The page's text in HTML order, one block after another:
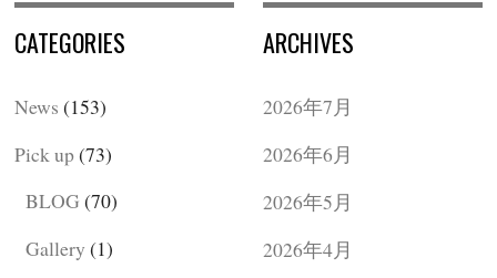
CATEGORIES
News (153)
Pick up(73)
BLOG (70)
Gallery (1)
ARCHIVES
2026年7月
2026年6月
2026年5月
2026年4月